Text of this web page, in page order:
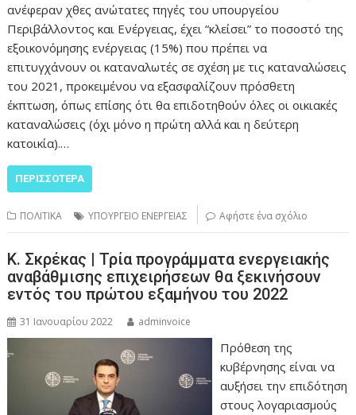
ανέφεραν χθες ανώτατες πηγές του υπουργείου
Περιβάλλοντος και Ενέργειας, έχει “κλείσει” το ποσοστό της
εξοικονόμησης ενέργειας (15%) που πρέπει να
επιτυγχάνουν οι καταναλωτές σε σχέση με τις καταναλώσεις
του 2021, προκειμένου να εξασφαλίζουν πρόσθετη
έκπτωση, όπως επίσης ότι θα επιδοτηθούν όλες οι οικιακές
καταναλώσεις (όχι μόνο η πρώτη αλλά και η δεύτερη
κατοικία).…
ΠΕΡΙΣΣΌΤΕΡΑ
ΠΟΛΙΤΙΚΑ ΥΠΟΥΡΓΕΙΟ ΕΝΕΡΓΕΙΑΣ Αφήστε ένα σχόλιο
Κ. Σκρέκας | Τρία προγράμματα ενεργειακής
αναβάθμισης επιχειρήσεων θα ξεκινήσουν
εντός του πρώτου εξαμήνου του 2022
31 Ιανουαρίου 2022 adminvoice
Πρόθεση της
κυβέρνησης είναι να
αυξήσει την επιδότηση
στους λογαριασμούς